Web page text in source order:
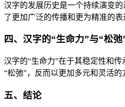
汉字的发展历史是一个持续演变
了更加广泛的传播和更为精准的
四、汉字的“生命力”与“松
汉字的“生命力”在于其稳定性和
“松弛”，反而以更加多元和灵活的
五、结论